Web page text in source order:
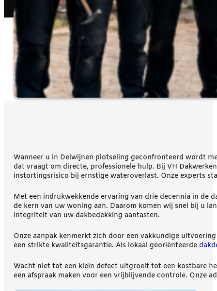
Wanneer u in Delwijnen plotseling geconfronteerd wordt
dat vraagt om directe, professionele hulp. Bij VH
instortingsrisico bij ernstige wateroverlast. Onze experts
Met een indrukwekkende ervaring van drie decennia in de
de kern van uw woning aan. Daarom komen wij snel bij u
integriteit van uw dakbedekking aantasten.
Onze aanpak kenmerkt zich door een vakkundige
een strikte kwaliteitsgarantie. Als lokaal georiënteerde
Wacht niet tot een klein defect uitgroeit tot een kostbare
een afspraak maken voor een vrijblijvende controle. Onze